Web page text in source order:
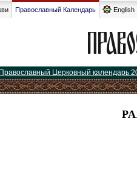
Православный Календарь English
Православный Церковный календарь